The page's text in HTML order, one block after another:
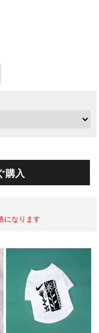
購入
になります